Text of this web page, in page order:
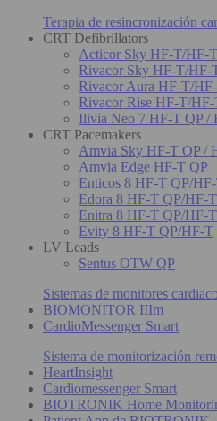
Terapia de resincronización
CRT Defibrillators
Acticor Sky HF-T/HF-
Rivacor Sky HF-T/HF-
Rivacor Aura HF-T/
Rivacor Rise HF-T/HF-
Ilivia Neo 7 HF-T QP /
CRT Pacemakers
Amvia Sky HF-T QP /
Amvia Edge HF-T QP
Enticos 8 HF-T QP/
Edora 8 HF-T QP/HF-T
Enitra 8 HF-T QP/HF-T
Evity 8 HF-T QP/HF-T
LV Leads
Sentus OTW QP
Sistemas de monitores
BIOMONITOR IIIm
CardioMessenger Smart
Sistema de monitorización
HeartInsight
Cardiomessenger Smart
BIOTRONIK Home